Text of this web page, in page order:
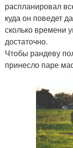
распланировал
куда он поведет
сколько времени
достаточно.
Чтобы рандеву
принесло паре